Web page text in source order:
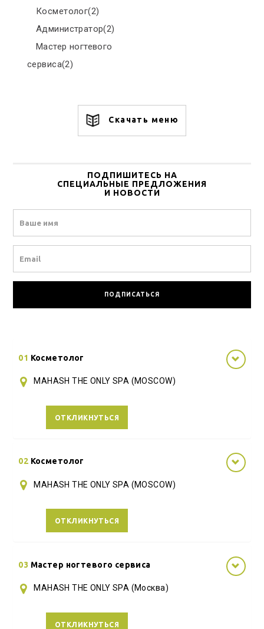
Косметолог(2)
Администратор(2)
Мастер ногтевого
сервиса(2)
Скачать меню
ПОДПИШИТЕСЬ НА
СПЕЦИАЛЬНЫЕ ПРЕДЛОЖЕНИЯ
И НОВОСТИ
01 Косметолог
MAHASH THE ONLY SPA (MOSCOW)
ОТКЛИКНУТЬСЯ
02 Косметолог
MAHASH THE ONLY SPA (MOSCOW)
ОТКЛИКНУТЬСЯ
03 Мастер ногтевого сервиса
MAHASH THE ONLY SPA (Москва)
ОТКЛИКНУТЬСЯ